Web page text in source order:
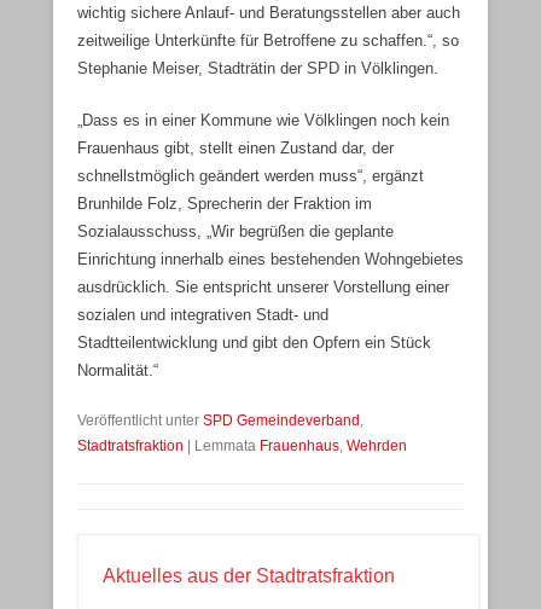
wichtig sichere Anlauf- und Beratungsstellen aber auch
zeitweilige Unterkünfte für Betroffene zu schaffen.“, so
Stephanie Meiser, Stadträtin der SPD in Völklingen.
„Dass es in einer Kommune wie Völklingen noch kein
Frauenhaus gibt, stellt einen Zustand dar, der
schnellstmöglich geändert werden muss“, ergänzt
Brunhilde Folz, Sprecherin der Fraktion im
Sozialausschuss, „Wir begrüßen die geplante
Einrichtung innerhalb eines bestehenden Wohngebietes
ausdrücklich. Sie entspricht unserer Vorstellung einer
sozialen und integrativen Stadt- und
Stadtteilentwicklung und gibt den Opfern ein Stück
Normalität.“
Veröffentlicht unter SPD Gemeindeverband ,
Stadtratsfraktion
Lemmata Frauenhaus, Wehrden
Aktuelles aus der Stadtratsfraktion